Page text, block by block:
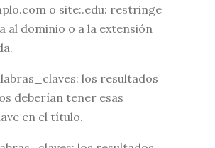
o site:.edu: restringe
al dominio o a la extensión
los resultados
deberían tener esas
en el título.